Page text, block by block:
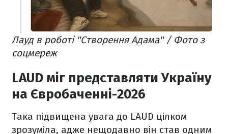
Лауд в роботі "Створення Адама" / Фото з
соцмереж
LAUD міг представляти Україну
на Євробаченні-2026
Така підвищена увага до LAUD цілком
зрозуміла, адже нещодавно він став одним